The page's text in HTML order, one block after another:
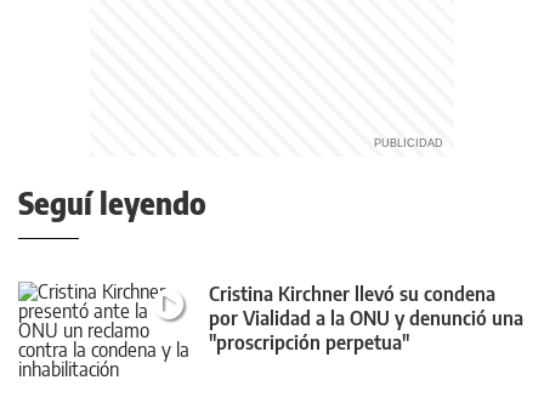
Seguí leyendo
Cristina Kirchner llevó su condena
por Vialidad a la ONU y denunció una
"proscripción perpetua"